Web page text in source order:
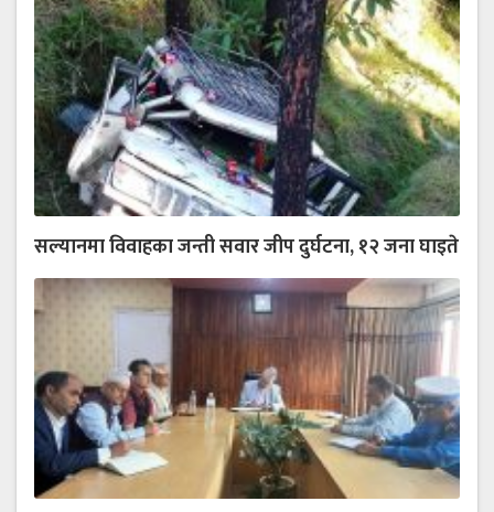
सल्यानमा विवाहका जन्ती सवार जीप दुर्घटना, १२ जना घाइते